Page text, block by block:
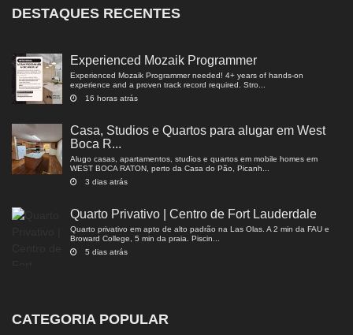
DESTAQUES RECENTES
Experienced Mozaik Programmer
Experienced Mozaik Programmer needed! 4+ years of hands-on
experience and a proven track record required. Stro...
16 horas atrás
Casa, Studios e Quartos para alugar em West
Boca R...
Alugo casas, apartamentos, studios e quartos em mobile homes em
WEST BOCA RATON, perto da Casa do Pão, Picanh...
3 dias atrás
Quarto Privativo | Centro de Fort Lauderdale
Quarto privativo em apto de alto padrão na Las Olas. A 2 min da FAU e
Broward College, 5 min da praia. Piscin...
5 dias atrás
CATEGORIA POPULAR